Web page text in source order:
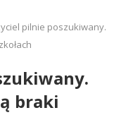
pilnie poszukiwany.
braki